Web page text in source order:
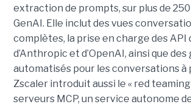
extraction de prompts, sur plus de
GenAI. Elle inclut des vues
complètes, la prise en charge des
d’Anthropic et d’OpenAI, ainsi que
automatisés pour les conversations à
Zscaler introduit aussi le « red teaming
serveurs MCP, un service autonome